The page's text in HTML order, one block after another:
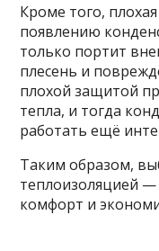
Кроме того,
появлению
только портит
плесень и
плохой защитой
тепла, и тогда
работать ещё
Таким образом,
теплоизоляцией —
комфорт и